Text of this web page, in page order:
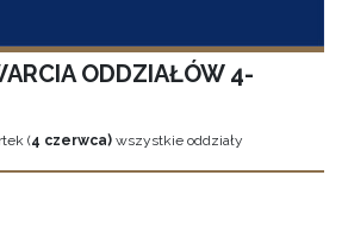
ODDZIAŁÓW 4-
(4 czerwca) wszystkie oddziały